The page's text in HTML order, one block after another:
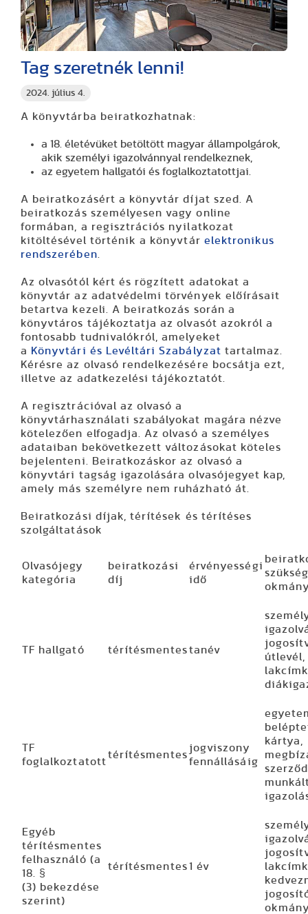
2024. július 4.
Tag szeretnék lenni!
A könyvtárba beiratkozhatnak:
a 18. életévüket betöltött magyar állampolgárok,
akik személyi igazolvánnyal rendelkeznek,
az egyetem hallgatói és foglalkoztatottjai.
A beiratkozásért a könyvtár díjat szed. A
beiratkozás személyesen vagy online
formában, a regisztrációs nyilatkozat
kitöltésével történik a könyvtár elektronikus
rendszerében
Az olvasótól kért és rögzített adatokat a
könyvtár az adatvédelmi törvények előírásait
betartva kezeli. A beiratkozás során a
könyvtáros tájékoztatja az olvasót azokról a
fontosabb tudnivalókról, amelyeket
a Könyvtári és Levéltári Szabályzat tartalmaz.
Kérésre az olvasó rendelkezésére bocsátja ezt,
illetve az adatkezelési tájékoztatót.
A regisztrációval az olvasó a
könyvtárhasználati szabályokat magára nézve
kötelezően elfogadja. Az olvasó a személyes
adataiban bekövetkezett változásokat köteles
bejelenteni. Beiratkozáskor az olvasó a
könyvtári tagság igazolására olvasójegyet kap,
amely más személyre nem ruházható át.
Beiratkozási díjak, térítések és térítéses
szolgáltatások
Olvasójegy
kategória
beiratkozási
díj
érvényességi
idő
TF hallgató térítésmentestanév
útlevél,
TF
foglalkoztatott
térítésmentes
jogviszony
fennállásáig
kártya,
Egyéb
térítésmentes
felhasználó (a
18. §
(3) bekezdése
szerint)
térítésmentes1 év